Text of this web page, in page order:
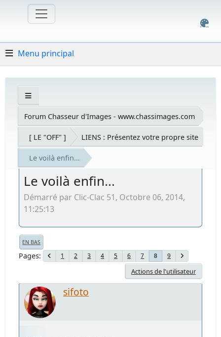
Menu principal
Forum Chasseur d'Images - www.chassimages.com
[ LE "OFF" ] LIENS : Présentez votre propre site
Le voilà enfin...
Le voilà enfin...
Démarré par Clic-Clac 51, Octobre 06, 2014,
11:25:13
EN BAS
Pages 1 2 3 4 5 6 7 8 9
Actions de l'utilisateur
sifoto